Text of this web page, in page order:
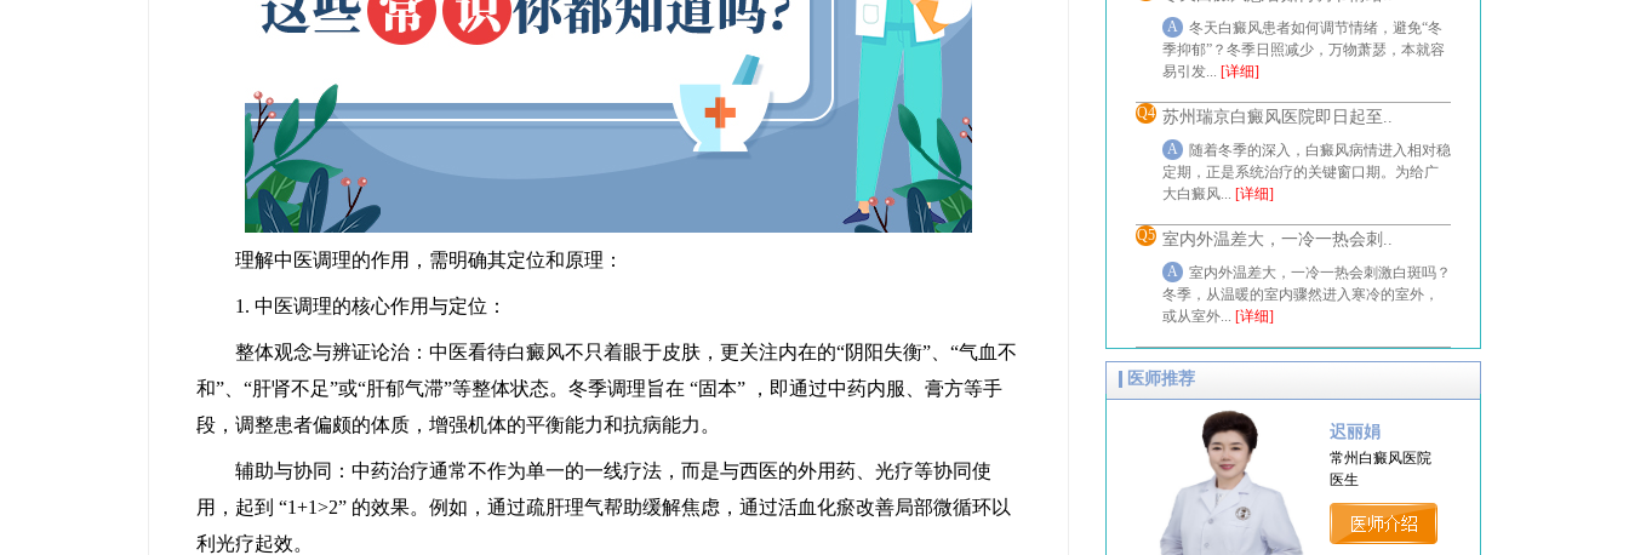
理解中医调理的作用，需明确其定位和原理：
1. 中医调理的核心作用与定位：
整体观念与辨证论治：中医看待白癜风不只着眼于皮肤，更关注内在的“阴阳失衡”、“气血不
和”、“肝肾不足”或“肝郁气滞”等整体状态。冬季调理旨在 “固本” ，即通过中药内服、膏方等手
段，调整患者偏颇的体质，增强机体的平衡能力和抗病能力。
辅助与协同：中药治疗通常不作为单一的一线疗法，而是与西医的外用药、光疗等协同使
用，起到 “1+1>2” 的效果。例如，通过疏肝理气帮助缓解焦虑，通过活血化瘀改善局部微循环以
利光疗起效。
A
冬天白癜风患者如何调节情绪，避免“冬
季抑郁”？冬季日照减少，万物萧瑟，本就容
易引发... [详细]
Q4 苏州瑞京白癜风医院即日起至..
A
随着冬季的深入，白癜风病情进入相对稳
定期，正是系统治疗的关键窗口期。为给广
大白癜风... [详细]
Q5 室内外温差大，一冷一热会刺..
A
室内外温差大，一冷一热会刺激白斑吗？
冬季，从温暖的室内骤然进入寒冷的室外，
或从室外... [详细]
医师推荐
马小玲
常州白癜风医院
医生
常州白癜风医院
医生
迟丽娟
常州白癜风医院
医生